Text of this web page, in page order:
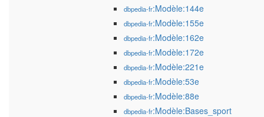
dbpedia-fr:Modèle:144e
dbpedia-fr:Modèle:155e
dbpedia-fr:Modèle:162e
dbpedia-fr:Modèle:172e
dbpedia-fr:Modèle:221e
dbpedia-fr:Modèle:53e
dbpedia-fr:Modèle:88e
dbpedia-fr:Modèle:Bases_sport